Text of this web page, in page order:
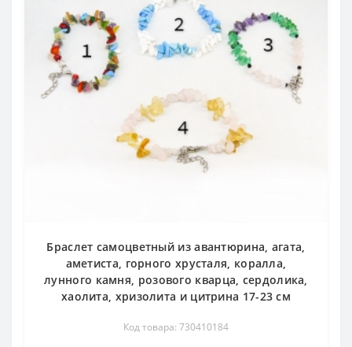
Браслет самоцветный из авантюрина, агата,
аметиста, горного хрусталя, коралла,
лунного камня, розового кварца, сердолика,
хаолита, хризолита и цитрина 17-23 см
Код товара: 730410184